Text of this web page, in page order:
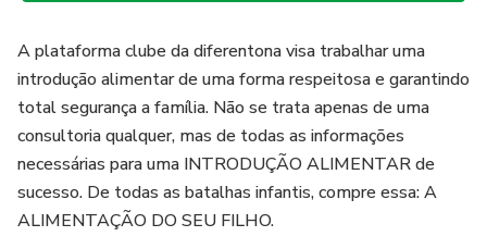
A plataforma clube da diferentona visa trabalhar uma
introdução alimentar de uma forma respeitosa e garantindo
total segurança a família. Não se trata apenas de uma
consultoria qualquer, mas de todas as informações
necessárias para uma INTRODUÇÃO ALIMENTAR de
sucesso. De todas as batalhas infantis, compre essa: A
ALIMENTAÇÃO DO SEU FILHO.